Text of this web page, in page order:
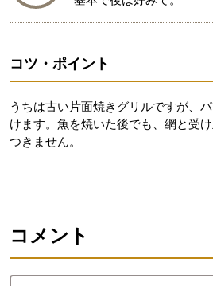
コツ・ポイント
うちは古い片面焼きグリルですが、
けます。魚を焼いた後でも、網と受
つきません。
コメント